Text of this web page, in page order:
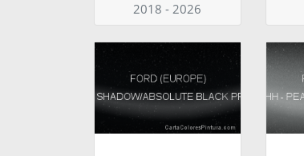
2018 - 2026